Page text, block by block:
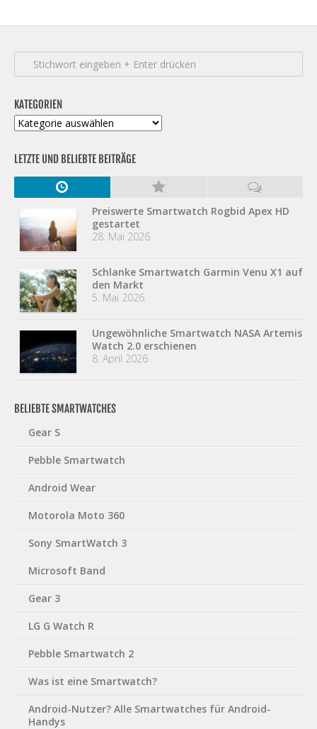
KATEGORIEN
Kategorien
LETZTE UND BELIEBTE BEITRÄGE
Preiswerte Smartwatch Rogbid Apex HD
gestartet
28. Mai 2026
Schlanke Smartwatch Garmin Venu X1 auf
den Markt
5. Mai 2026
Ungewöhnliche Smartwatch NASA Artemis
Watch 2.0 erschienen
8. April 2026
BELIEBTE SMARTWATCHES
Gear S
Pebble Smartwatch
Android Wear
Motorola Moto 360
Sony SmartWatch 3
Microsoft Band
Gear 3
LG G Watch R
Pebble Smartwatch 2
Was ist eine Smartwatch?
Android-Nutzer? Alle Smartwatches für Android-
Handys